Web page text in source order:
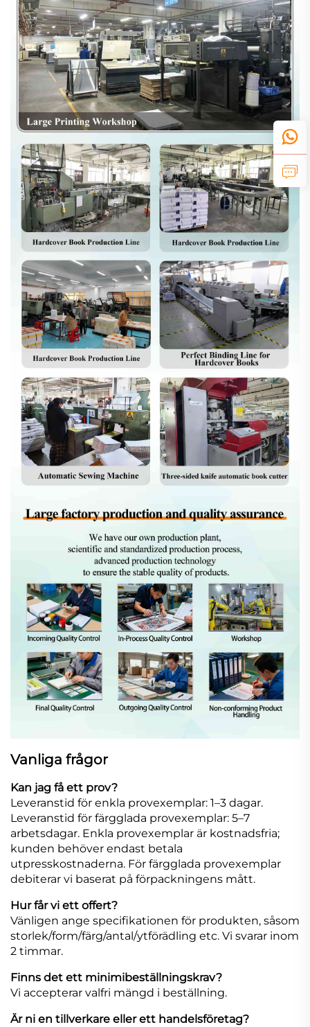
Vanliga frågor
Kan jag få ett prov?
Leveranstid för enkla provexemplar: 1–3 dagar.
Leveranstid för färgglada provexemplar: 5–7
arbetsdagar. Enkla provexemplar är kostnadsfria;
kunden behöver endast betala
utpresskostnaderna. För färgglada provexemplar
debiterar vi baserat på förpackningens mått.
Hur får vi ett offert?
Vänligen ange specifikationen för produkten, såsom
storlek/form/färg/antal/ytförädling etc. Vi svarar inom
2 timmar.
Finns det ett minimibeställningskrav?
Vi accepterar valfri mängd i beställning.
Är ni en tillverkare eller ett handelsföretag?